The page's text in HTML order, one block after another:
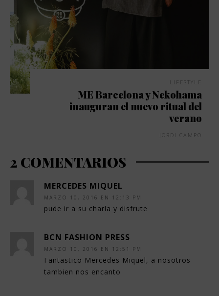
LIFESTYLE
ME Barcelona y Nekohama
inauguran el nuevo ritual del
verano
JORDI CAMPO
2 COMENTARIOS
MERCEDES MIQUEL
MARZO 10, 2016 EN 12:13 PM
pude ir a su charla y disfrute
BCN FASHION PRESS
MARZO 10, 2016 EN 12:51 PM
Fantastico Mercedes Miquel, a nosotros
tambien nos encanto